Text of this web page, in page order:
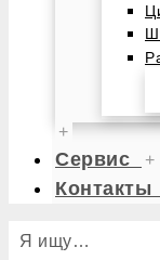
+
Сервис +
Контакты
Я ищу…